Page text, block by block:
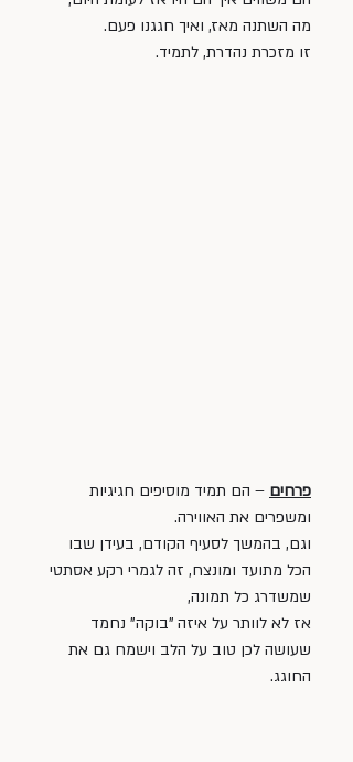
מה השתנה מאז, ואיך חגגנו פעם.
זו מזכרת נהדרת, לתמיד.
פרחים – הם תמיד מוסיפים חגיגיות
ומשפרים את האווירה.
וגם, בהמשך לסעיף הקודם, בעידן שבו
הכל מתועד ומונצח, זה לגמרי רקע אסתטי
שמשדרג כל תמונה,
אז לא לוותר על איזה "בוקה" נחמד
שעושה לכן טוב על הלב וישמח גם את
החוגג.